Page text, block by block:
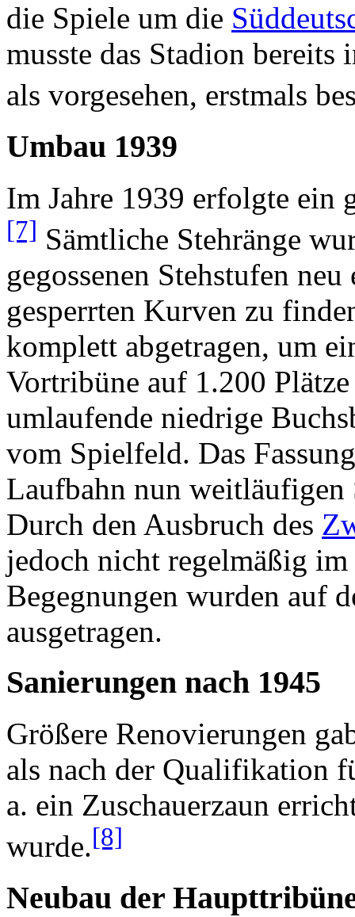
die Spiele um die
musste das Stadion
als vorgesehen, erstmals
Umbau 1939
Im Jahre 1939 erfolgte ein
[7] Sämtliche Stehränge
gegossenen Stehstufen
gesperrten Kurven zu
komplett abgetragen, um
Vortribüne auf 1.200
umlaufende niedrige
vom Spielfeld. Das
Laufbahn nun weitläufigen
Durch den Ausbruch des
jedoch nicht regelmäßig
Begegnungen wurden auf
ausgetragen.
Sanierungen nach 1945
Größere Renovierungen
als nach der Qualifikation
a. ein Zuschauerzaun
wurde.[8]
Neubau der